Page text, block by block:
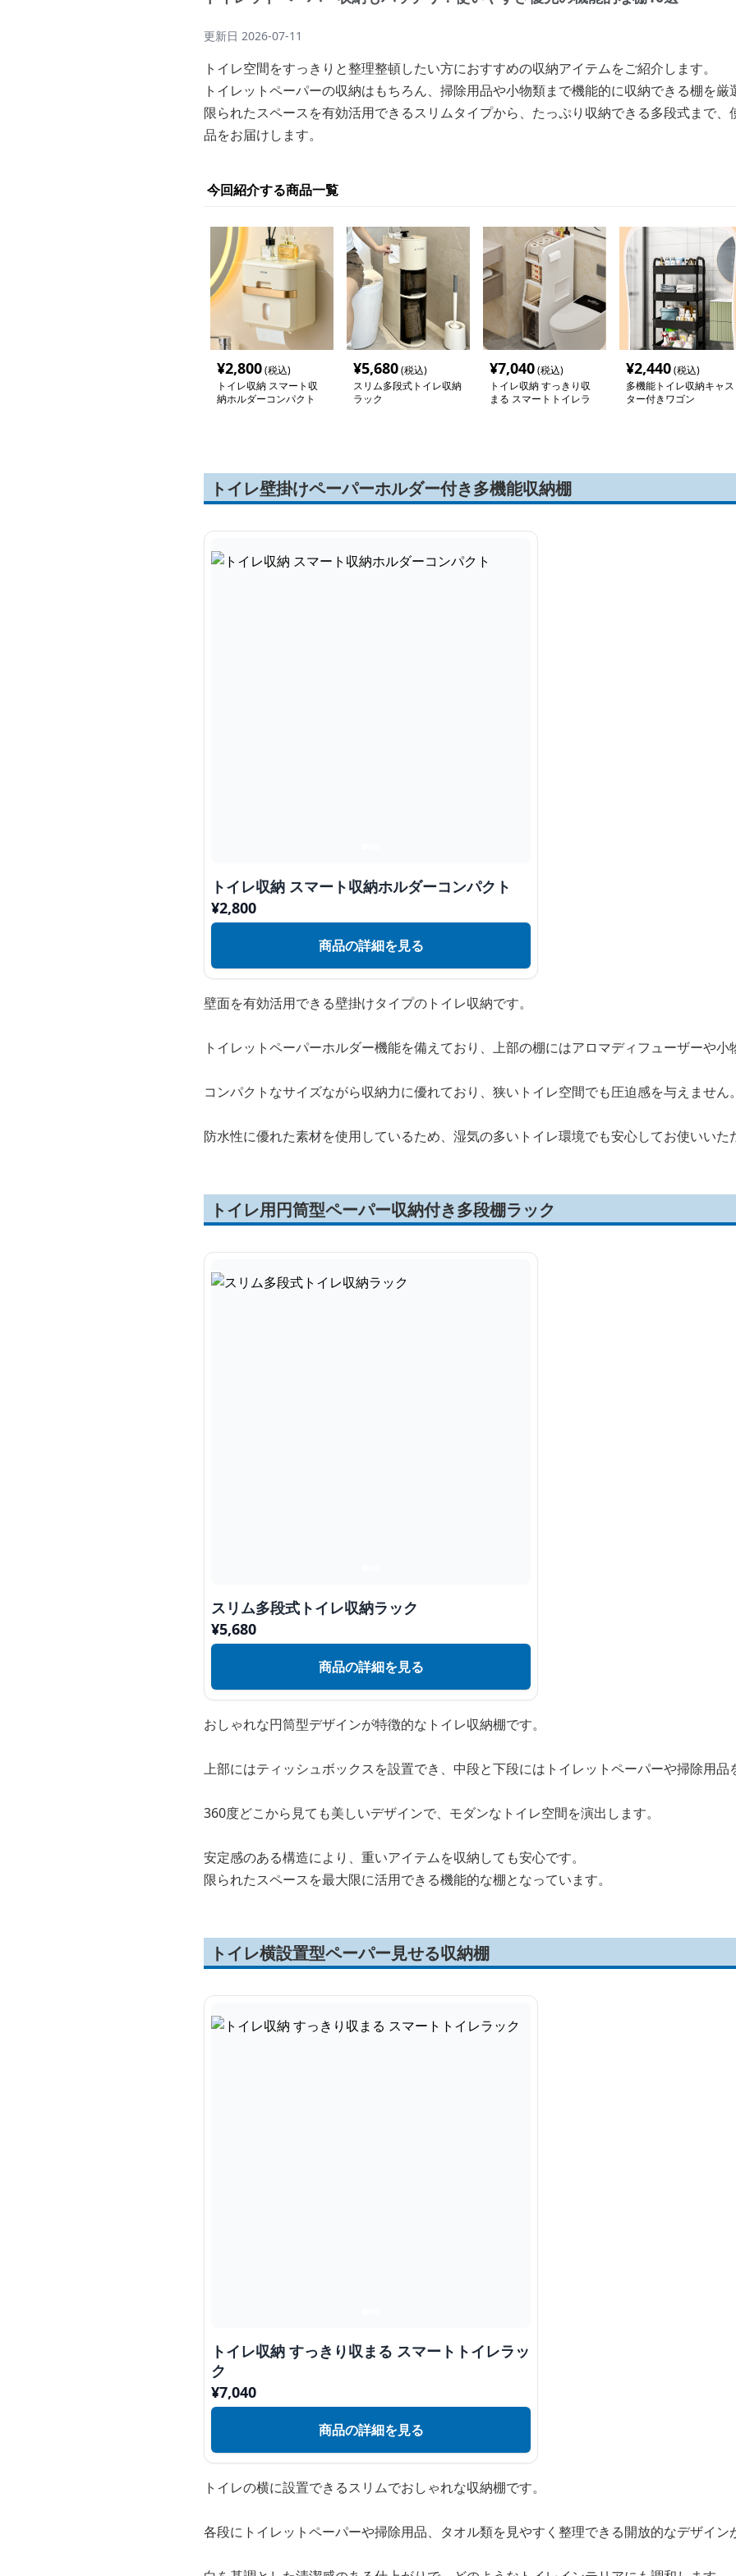
更新日 2026-07-11
トイレ空間をすっきりと整理整頓したい方におすすめの収納アイテムをご紹介します。
トイレットペーパーの収納はもちろん、掃除用品や小物類まで機能的に収納できる棚を厳
限られたスペースを有効活用できるスリムタイプから、たっぷり収納できる多段式まで
品をお届けします。
今回紹介する商品一覧
¥2,800(税込)
トイレ収納 スマート収
納ホルダーコンパクト
¥5,680(税込)
スリム多段式トイレ収納
ラック
¥7,040(税込)
トイレ収納 すっきり収
まる スマートトイレラ
¥2,440(税込)
多機能トイレ収納キャス
ター付きワゴン
トイレ壁掛けペーパーホルダー付き多機能収納棚
トイレ収納 スマート収納ホルダーコンパクト
¥2,800
商品の詳細を見る
壁面を有効活用できる壁掛けタイプのトイレ収納です。
トイレットペーパーホルダー機能を備えており、上部の棚にはアロマディフューザーや小
コンパクトなサイズながら収納力に優れており、狭いトイレ空間でも圧迫感を与えません。
防水性に優れた素材を使用しているため、湿気の多いトイレ環境でも安心してお使いいた
トイレ用円筒型ペーパー収納付き多段棚ラック
スリム多段式トイレ収納ラック
¥5,680
商品の詳細を見る
おしゃれな円筒型デザインが特徴的なトイレ収納棚です。
上部にはティッシュボックスを設置でき、中段と下段にはトイレットペーパーや掃除用品
360度どこから見ても美しいデザインで、モダンなトイレ空間を演出します。
安定感のある構造により、重いアイテムを収納しても安心です。
限られたスペースを最大限に活用できる機能的な棚となっています。
トイレ横設置型ペーパー見せる収納棚
トイレ収納 すっきり収まる スマートトイレラッ
ク
¥7,040
商品の詳細を見る
トイレの横に設置できるスリムでおしゃれな収納棚です。
各段にトイレットペーパーや掃除用品、タオル類を見やすく整理できる開放的なデザイン